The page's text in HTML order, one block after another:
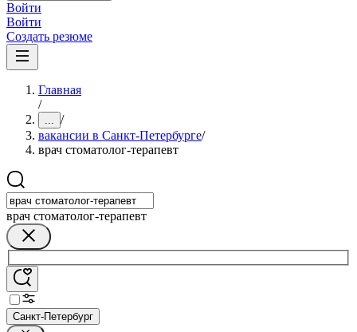
Войти
Войти
Создать резюме
Главная
/
... /
вакансии в Санкт-Петербурге/
врач стоматолог-терапевт
врач стоматолог-терапевт
Санкт-Петербург